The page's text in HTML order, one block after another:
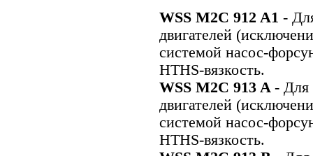
WSS M2C 912 A1 -
двигателей
системой насос-
HTHS-вязкость.
WSS M2C 913 A - Для
двигателей
системой насос-
HTHS-вязкость.